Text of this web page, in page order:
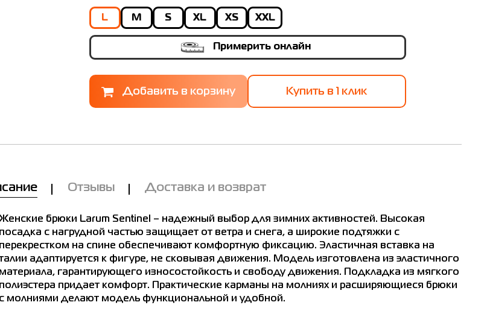
Sentinel зеленые 765304-310
XL XS XXL
L M S XL XS XXL
Примерить онлайн
Купить в 1 клик
женские Larum Sentinel
размер
Отзывы Доставка и возврат
брюки Larum Sentinel – надежный выбор для зимних активностей. Высокая
посадка с нагрудной частью защищает от ветра и снега, а широкие подтяжки с
перекрестком на спине обеспечивают комфортную фиксацию. Эластичная вставка на
адаптируется к фигуре, не сковывая движения. Модель изготовлена из эластичного
материала, гарантирующего износостойкость и свободу движения. Подкладка из мягкого
полиэстера придает комфорт. Практические карманы на молниях и расширяющиеся брюки
с молниями делают модель функциональной и удобной.